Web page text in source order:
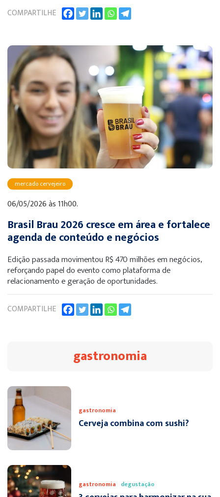
COMPARTILHE
mercado cervejeiro
06/05/2026 às 11h00.
Brasil Brau 2026 cresce em área e fortalece
agenda de conteúdo e negócios
Edição passada movimentou R$ 470 milhões em negócios,
reforçando papel do evento como plataforma de
relacionamento e geração de oportunidades.
COMPARTILHE
gastronomia
gastronomia
Cerveja combina com sushi?
gastronomia degustação